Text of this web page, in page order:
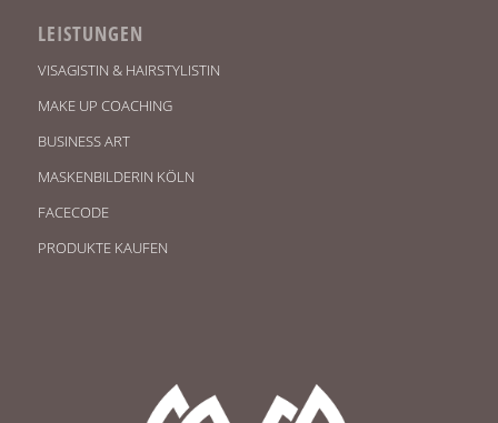
LEISTUNGEN
VISAGISTIN & HAIRSTYLISTIN
MAKE UP COACHING
BUSINESS ART
MASKENBILDERIN KÖLN
FACECODE
PRODUKTE KAUFEN